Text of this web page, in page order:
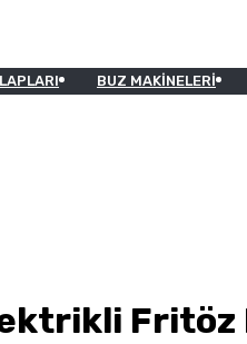
BUZ MAKINELERI
Fritöz